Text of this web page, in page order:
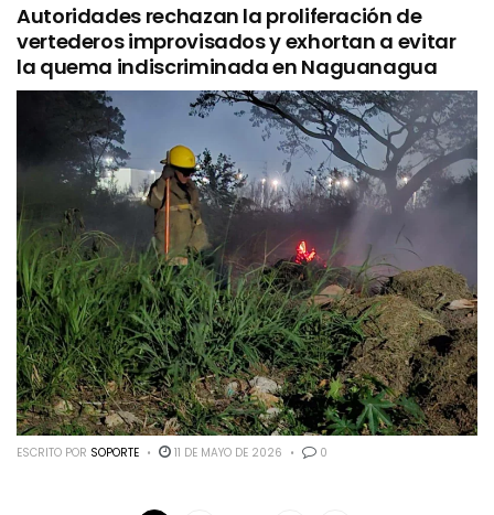
Autoridades rechazan la proliferación de
vertederos improvisados y exhortan a evitar
la quema indiscriminada en Naguanagua
ESCRITO POR SOPORTE 11 DE MAYO DE 2026 0